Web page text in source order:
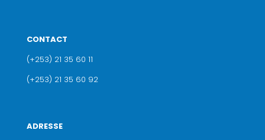
CONTACT
(+253) 21 35 60 11
(+253) 21 35 60 92
ADRESSE